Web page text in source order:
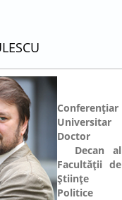
Conferențiar
Universitar
Doctor
Decan al
Facultății de
Științe
Politice